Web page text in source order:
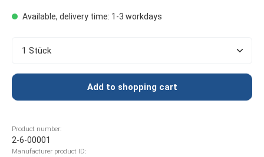
Available, delivery time: 1-3 workdays
Product Quantity: Enter the desired amount or
Add to shopping cart
Product number:
2-6-00001
Manufacturer product ID: